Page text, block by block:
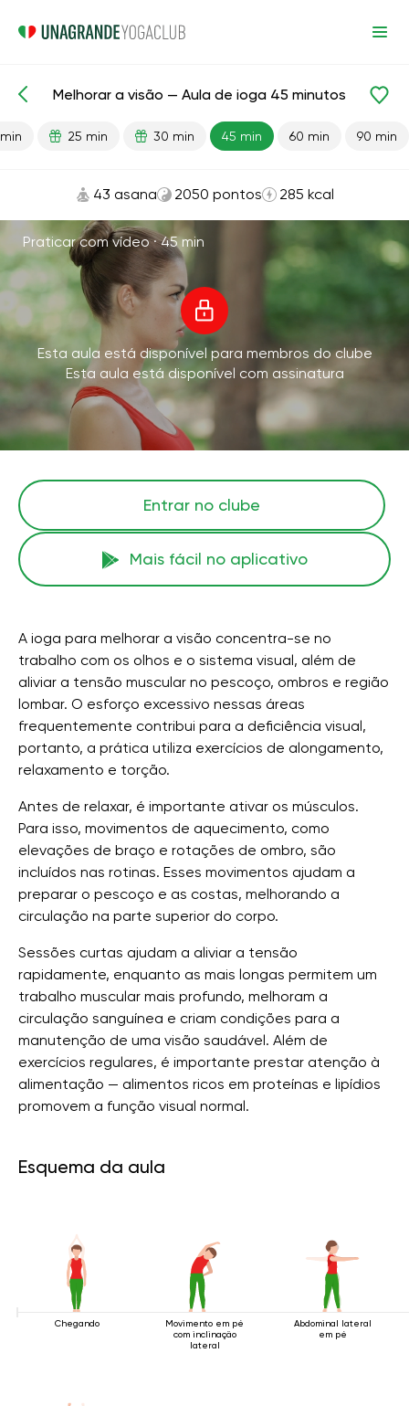
Aulas prontas Visão
Melhorar a visão — Aula de ioga 45 minutos
25 min 30 min 45 min 60 min 90 min
43 asana 2050 pontos 285 kcal
Praticar com vídeo ·45 min
Esta aula está disponível para membros do clube
Esta aula está disponível com assinatura
Entrar no clube
Mais fácil no aplicativo
A ioga para melhorar a visão concentra-se no
trabalho com os olhos e o sistema visual, além de
aliviar a tensão muscular no pescoço, ombros e região
lombar. O esforço excessivo nessas áreas
frequentemente contribui para a deficiência visual,
portanto, a prática utiliza exercícios de alongamento,
relaxamento e torção.
Antes de relaxar, é importante ativar os músculos.
Para isso, movimentos de aquecimento, como
elevações de braço e rotações de ombro, são
incluídos nas rotinas. Esses movimentos ajudam a
preparar o pescoço e as costas, melhorando a
circulação na parte superior do corpo.
Sessões curtas ajudam a aliviar a tensão
rapidamente, enquanto as mais longas permitem um
trabalho muscular mais profundo, melhoram a
circulação sanguínea e criam condições para a
manutenção de uma visão saudável. Além de
exercícios regulares, é importante prestar atenção à
alimentação — alimentos ricos em proteínas e lipídios
promovem a função visual normal.
Esquema da aula
Chegando
Movimento em pé
com inclinação
lateral
Abdominal lateral
em pé